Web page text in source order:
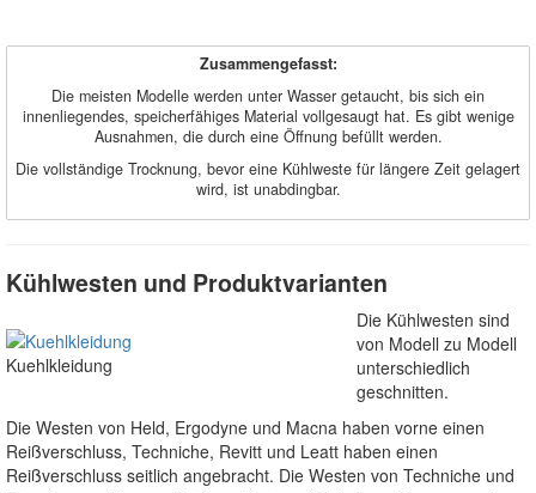
Zusammengefasst:
Die meisten Modelle werden unter Wasser getaucht, bis sich ein
innenliegendes, speicherfähiges Material vollgesaugt hat. Es gibt wenige
Ausnahmen, die durch eine Öffnung befüllt werden.
Die vollständige Trocknung, bevor eine Kühlweste für längere Zeit gelagert
wird, ist unabdingbar.
Kühlwesten und Produktvarianten
Kuehlkleidung
Die Kühlwesten sind
von Modell zu Modell
unterschiedlich
geschnitten.
Die Westen von Held, Ergodyne und Macna haben vorne einen
Reißverschluss, Techniche, Revitt und Leatt haben einen
Reißverschluss seitlich angebracht. Die Westen von Techniche und